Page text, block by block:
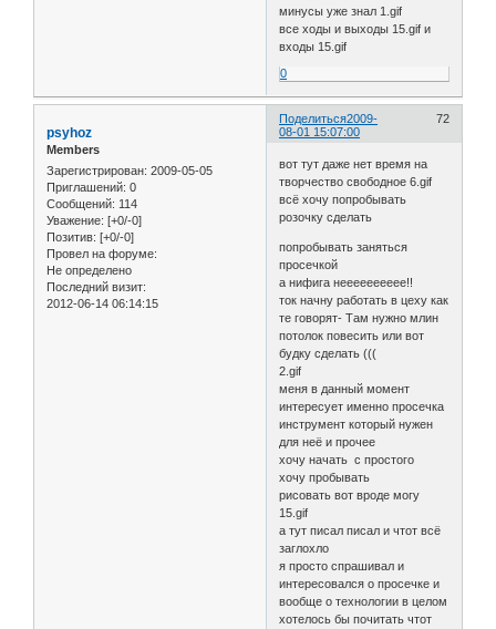
минусы уже знал 1.gif
все ходы и выходы 15.gif и
входы 15.gif
0
Поделиться 72
2009-
08-01 15:07:00
psyhoz
Members
Зарегистрирован: 2009-05-05
Приглашений: 0
Сообщений: 114
Уважение: [+0/-0]
Позитив: [+0/-0]
Провел на форуме:
Не определено
Последний визит:
2012-06-14 06:14:15
вот тут даже нет время на
творчество свободное 6.gif
всё хочу попробывать
розочку сделать
попробывать заняться
просечкой
а нифига нееееееееее!!
ток начну работать в цеху как
те говорят- Там нужно млин
потолок повесить или вот
будку сделать (((
2.gif
меня в данный момент
интересует именно просечка
инструмент который нужен
для неё и прочее
хочу начать с простого
хочу пробывать
рисовать вот вроде могу
15.gif
а тут писал писал и чтот всё
заглохло
я просто спрашивал и
интересовался о просечке и
вообще о технологии в целом
хотелось бы почитать чтот